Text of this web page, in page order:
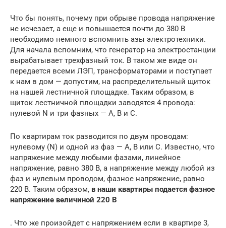
Что бы понять, почему при обрыве провода напряжение
не исчезает, а еще и повышается почти до 380 В
необходимо немного вспомнить азы электротехники.
Для начала вспомним, что генератор на электростанции
вырабатывает трехфазный ток. В таком же виде он
передается всеми ЛЭП, трансформаторами и поступает
к нам в дом — допустим, на распределительный щиток
на нашей лестничной площадке. Таким образом, в
щиток лестничной площадки заводятся 4 провода:
нулевой N и три фазных — A, B и C.
По квартирам ток разводится по двум проводам:
нулевому (N) и одной из фаз — A, B или C. Известно, что
напряжение между любыми фазами, линейное
напряжение, равно 380 В, а напряжение между любой из
фаз и нулевым проводом, фазное напряжение, равно
220 В. Таким образом, в наши квартиры подается фазное
напряжение величиной 220 В
. Что же произойдет с напряжением если в квартире 3,